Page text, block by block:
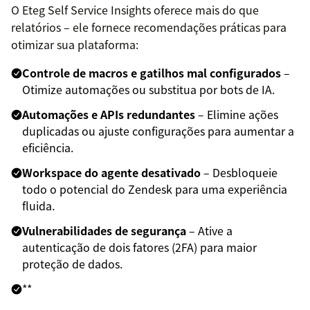
O Eteg Self Service Insights oferece mais do que
relatórios – ele fornece recomendações práticas para
otimizar sua plataforma:
Controle de macros e gatilhos mal configurados–
Otimize automações ou substitua por bots de IA.
Automações e APIs redundantes– Elimine ações
duplicadas ou ajuste configurações para aumentar a
eficiência.
Workspace do agente desativado– Desbloqueie
todo o potencial do Zendesk para uma experiência
fluida.
Vulnerabilidades de segurança– Ative a
autenticação de dois fatores (2FA) para maior
proteção de dados.
**